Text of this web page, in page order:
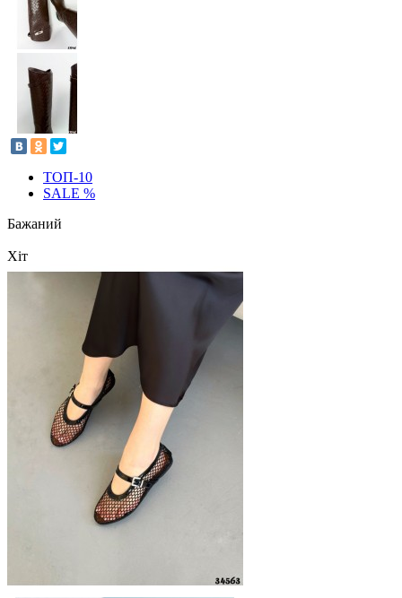
ТОП-10
SALE %
Бажаний
Хіт